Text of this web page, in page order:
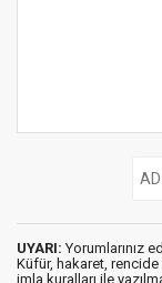
UYARI: Yorumlarınız
Küfür, hakaret, rencide
imla kuralları ile